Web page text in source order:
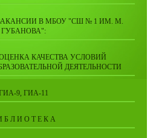
В МБОУ "СШ № 1 ИМ. М.
ГУБАНОВА":
КАЧЕСТВА УСЛОВИЙ
ДЕЯТЕЛЬНОСТИ
9, ГИА-11
Б Л И О Т Е К А